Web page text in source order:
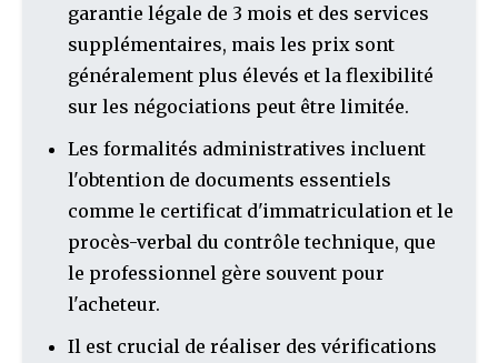
garantie légale de 3 mois et des services
supplémentaires, mais les prix sont
généralement plus élevés et la flexibilité
sur les négociations peut être limitée.
Les formalités administratives incluent
l'obtention de documents essentiels
comme le certificat d'immatriculation et le
procès-verbal du contrôle technique, que
le professionnel gère souvent pour
l'acheteur.
Il est crucial de réaliser des vérifications